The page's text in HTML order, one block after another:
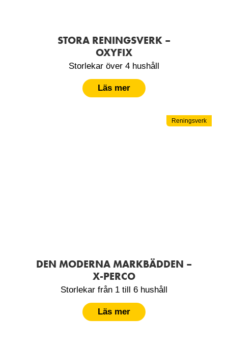
STORA RENINGSVERK –
OXYFIX
Storlekar över 4 hushåll
Läs mer
Reningsverk
DEN MODERNA MARKBÄDDEN –
X-PERCO
Storlekar från 1 till 6 hushåll
Läs mer